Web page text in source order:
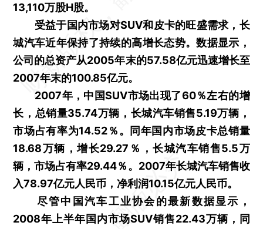
13,110万股H股。
受益于国内市场对SUV和皮卡的旺盛需求，长
城汽车近年保持了持续的高增长态势。数据显示，
公司的总资产从2005年末的57.58亿元迅速增长至
2007年末的100.85亿元。
2007年，中国SUV市场出现了60％左右的增
长，总销量35.74万辆，长城汽车销售5.19万辆，
市场占有率为14.52％。同年国内市场皮卡总销量
18.68万辆，增长29.27％，长城汽车销售5.5万
辆，市场占有率29.44％。2007年长城汽车销售收
入78.97亿元人民币，净利润10.15亿元人民币。
尽管中国汽车工业协会的最新数据显示，
2008年上半年国内市场SUV销售22.43万辆，同